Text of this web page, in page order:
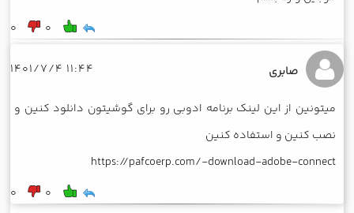
0
0
صابری 11:44 1401/7/4
میتونین از این لینک برنامه ادوبی رو برای گوشیتون دانلود کنین و
نصب کنین و استفاده کنین
https://pafcoerp.com/-download-adobe-connect
0
0